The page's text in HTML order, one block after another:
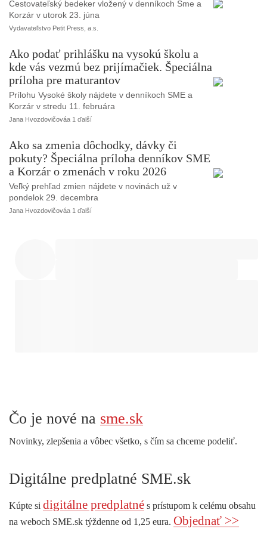
Cestovateľský bedeker vložený v denníkoch Sme a
Korzár v utorok 23. júna
Vydavateľstvo Petit Press, a.s.
Ako podať prihlášku na vysokú školu a
kde vás vezmú bez prijímačiek. Špeciálna
príloha pre maturantov
Prílohu Vysoké školy nájdete v denníkoch SME a
Korzár v stredu 11. februára
Jana Hvozdovičováa 1 ďalší
Ako sa zmenia dôchodky, dávky či
pokuty? Špeciálna príloha denníkov SME
a Korzár o zmenách v roku 2026
Veľký prehľad zmien nájdete v novinách už v
pondelok 29. decembra
Jana Hvozdovičováa 1 ďalší
Čo je nové na sme.sk
Novinky, zlepšenia a vôbec všetko, s čím sa chceme podeliť.
Digitálne predplatné SME.sk
Kúpte si digitálne predplatné s prístupom k celému obsahu
na weboch SME.sk týždenne od 1,25 eura. Objednať >>